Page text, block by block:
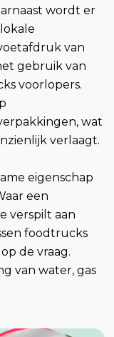
wordt er
van
gebruik van
voorlopers.
wat
verlaagt.
eigenschap
een
verspilt aan
foodtrucks
de vraag.
van water, gas